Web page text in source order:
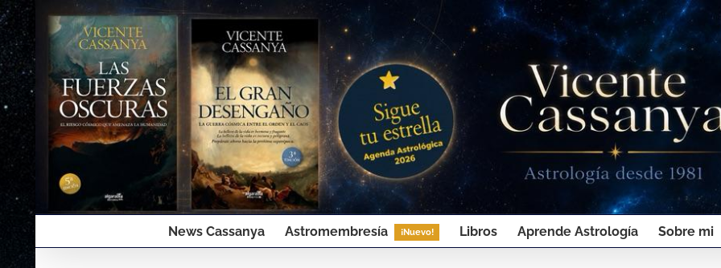
Saltar
al
contenido
News Cassanya Astromembresía ¡Nuevo! Libros Aprende Astrología Sobre mi